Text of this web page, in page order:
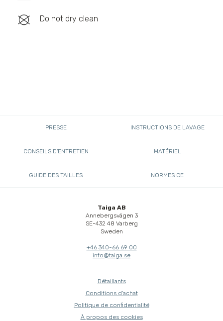
Do not dry clean
PRESSE INSTRUCTIONS DE LAVAGE
CONSEILS D'ENTRETIEN MATÉRIEL
GUIDE DES TAILLES NORMES CE
Taiga AB
Annebergsvägen 3
SE-432 48 Varberg
Sweden
+46 340-66 69 00
info@taiga.se
Détaillants
Conditions d'achat
Politique de confidentialité
À propos des cookies